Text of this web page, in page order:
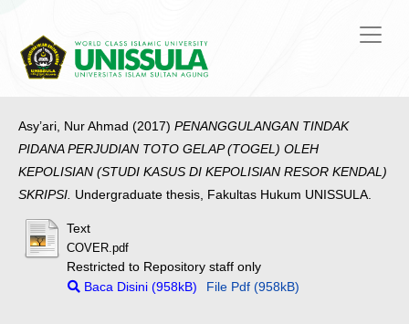
Asy’ari, Nur Ahmad (2017) PENANGGULANGAN TINDAK
PIDANA PERJUDIAN TOTO GELAP (TOGEL) OLEH
KEPOLISIAN (STUDI KASUS DI KEPOLISIAN RESOR KENDAL)
SKRIPSI. Undergraduate thesis, Fakultas Hukum UNISSULA.
Text
COVER.pdf
Restricted to Repository staff only
Baca Disini (958kB)
File Pdf (958kB)